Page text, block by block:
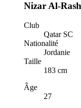
Nizar Al-
Club
Qatar SC
Nationalité
Jordanie
Taille
183 cm
Âge
27